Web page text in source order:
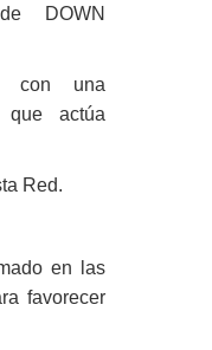
DOWN
con una
que actúa
Red.
en las
favorecer